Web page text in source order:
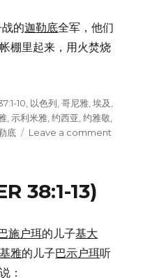
战的迦勒底全军，他们
棚里起来，用火焚烧
10 以色列 ,哥尼雅 ,埃及
示利米雅 ,约西亚 ,约雅敬
底 Leave a comment
38:1-13)
施户珥的儿子基大
雅的儿子巴示户珥听
：